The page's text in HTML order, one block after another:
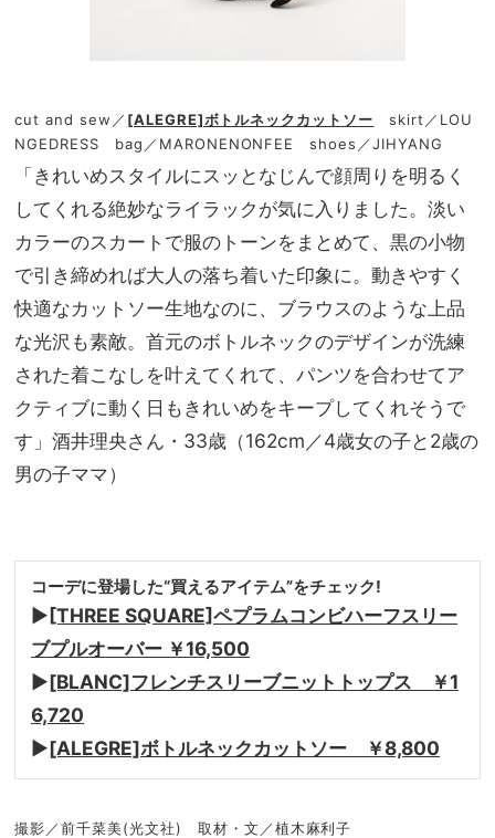
cut and sew／ [ALEGRE]ボトルネックカットソー skirt／LOU
NGEDRESS bag／MARONENONFEE shoes／JIHYANG
「きれいめスタイルにスッとなじんで顔周りを明るく
してくれる絶妙なライラックが気に入りました。淡い
カラーのスカートで服のトーンをまとめて、黒の小物
で引き締めれば大人の落ち着いた印象に。動きやすく
快適なカットソー生地なのに、ブラウスのような上品
な光沢も素敵。首元のボトルネックのデザインが洗練
された着こなしを叶えてくれて、パンツを合わせてア
クティブに動く日もきれいめをキープしてくれそうで
す」酒井理央さん・33歳（162cm／4歳女の子と2歳の
男の子ママ）
コーデに登場した“買えるアイテム”をチェック!
▶︎[THREE SQUARE]ペプラムコンビハーフスリー
ブプルオーバー ￥16,500
▶︎[BLANC]フレンチスリーブニットトップス ￥1
6,720
▶︎[ALEGRE]ボトルネックカットソー ￥8,800
撮影／前千菜美(光文社) 取材・文／植木麻利子